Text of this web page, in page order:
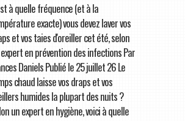
à quelle fréquence (et à la
exacte) vous devez laver vos
et vos taies d'oreiller cet été, selon
en prévention des infections Par
Daniels Publié le 25 juillet 26 Le
chaud laisse vos draps et vos
humides la plupart des nuits ?
un expert en hygiène, voici à quelle